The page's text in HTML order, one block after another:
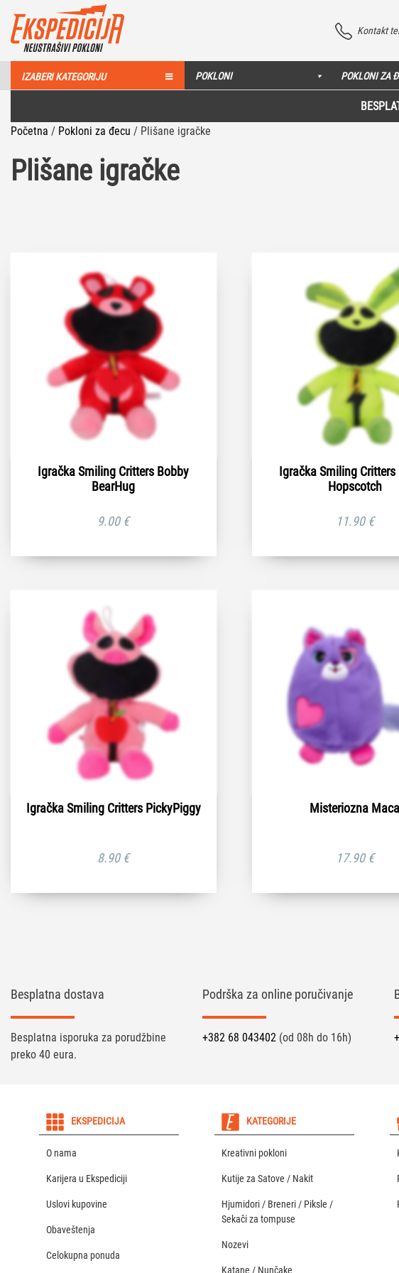
Kontakt
IZABERI KATEGORIJU POKLONI POKLONI ZA
Početna / Pokloni za đecu / Plišane igračke
Plišane igračke
Igračka Smiling Critters Bobby
BearHug
9.00 €
Igračka Smiling Critters
Hopscotch
11.90 €
Igračka Smiling Critters PickyPiggy
8.90 €
Misteriozna Maca
17.90 €
Besplatna dostava
Besplatna isporuka za porudžbine
preko 40 eura.
Podrška za online poručivanje
+382 68 043402 (od 08h do 16h)
EKSPEDICIJA
O nama
Karijera u Ekspediciji
Uslovi kupovine
Obaveštenja
Celokupna ponuda
KATEGORIJE
Kreativni pokloni
Kutije za Satove / Nakit
Hjumidori / Breneri / Piksle /
Sekači za tompuse
Nozevi
Katane / Nunčake